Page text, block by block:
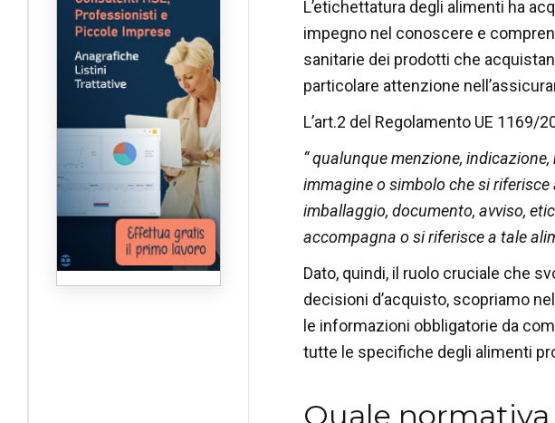
L’etichettatura degli alimenti ha
impegno nel conoscere e
sanitarie dei prodotti che
particolare attenzione
L’art.2 del Regolamento UE
“ qualunque menzione,
immagine o simbolo che si
imballaggio, documento, avviso,
accompagna o si riferisce a tale
Dato, quindi, il ruolo cruciale che
decisioni d’acquisto, scopriamo
le informazioni obbligatorie da
tutte le specifiche degli alimenti
Quale